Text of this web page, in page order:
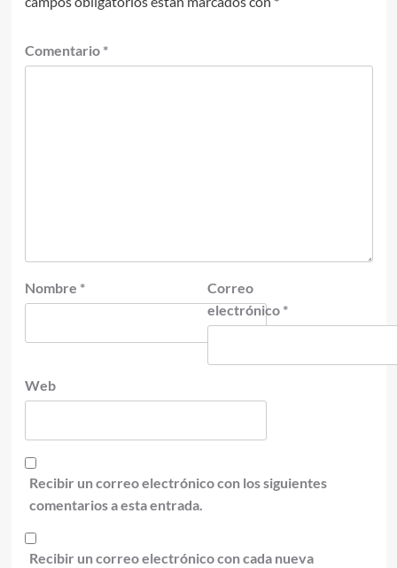
Comentario *
Nombre *
Correo
electrónico *
Web
Recibir un correo electrónico con los siguientes
comentarios a esta entrada.
Recibir un correo electrónico con cada nueva